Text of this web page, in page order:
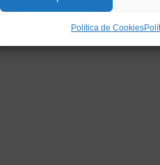
Política de Cookies